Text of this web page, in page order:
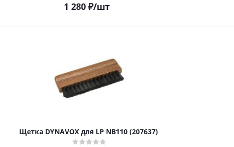
1 280₽/шт
Щетка DYNAVOX для LP NB110 (207637)